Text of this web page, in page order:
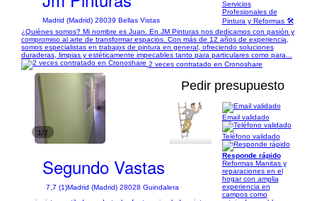
Madrid (Madrid) 28039 Bellas Vistas
Servicios
Profesionales de
Pintura y Reformas 🛠️
¿Quiénes somos? Mi nombre es Juan. En JM Pinturas nos dedicamos con pasión y
compromiso al arte de transformar espacios. Con más de 12 años de experiencia,
somos especialistas en trabajos de pintura en general, ofreciendo soluciones
duraderas, limpias y estéticamente impecables tanto para particulares como para...
2 veces contratado en Cronoshare
1/7
Pedir presupuesto
Segundo Vastas
7,7 (1)Madrid (Madrid) 28028 Guindalera
Email validado
Teléfono validado
Responde rápido
Reformas Manitas y
reparaciones en el
hogar con amplia
experiencia en
campos como